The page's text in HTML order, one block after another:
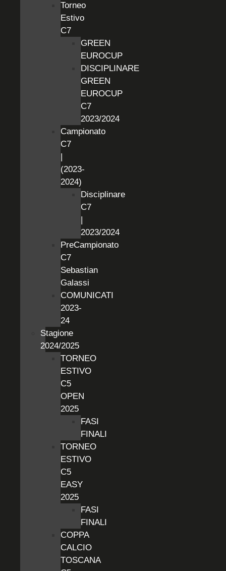
Torneo
Estivo
C7
GREEN
EUROCUP
DISCIPLINARE
GREEN
EUROCUP
C7
2023/2024
Campionato
C7
|
(2023-
2024)
Disciplinare
C7
|
2023/2024
PreCampionato
C7
Sebastian
Galassi
COMUNICATI
2023-
24
Stagione
2024/2025
TORNEO
ESTIVO
C5
OPEN
2025
FASI
FINALI
TORNEO
ESTIVO
C5
EASY
2025
FASI
FINALI
COPPA
CALCIO
TOSCANA